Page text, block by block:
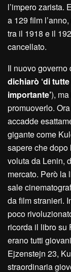
l’impero zarista.
a 129 film
tra il 1918 e il
cancellato.
Il nuovo governo
dichiarò ‘di
importante’),
promuoverlo.
accadde
gigante come
sapere che
voluta da Lenin,
mercato. Però la
sale
da film stranieri.
poco
ricorda il libro su
erano tutti
Ejzenstejn 23,
straordinaria